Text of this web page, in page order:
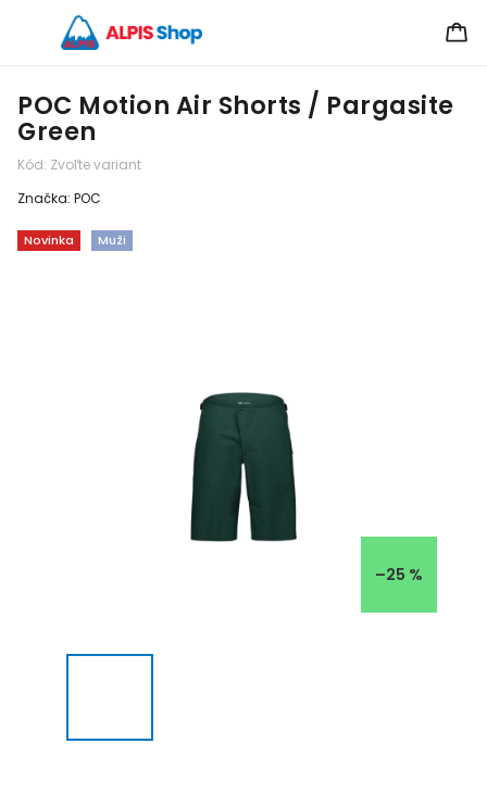
POC Motion Air Shorts / Pargasite
Green
Kód: Zvoľte variant
Novinka Muži
Značka: POC
–25 %